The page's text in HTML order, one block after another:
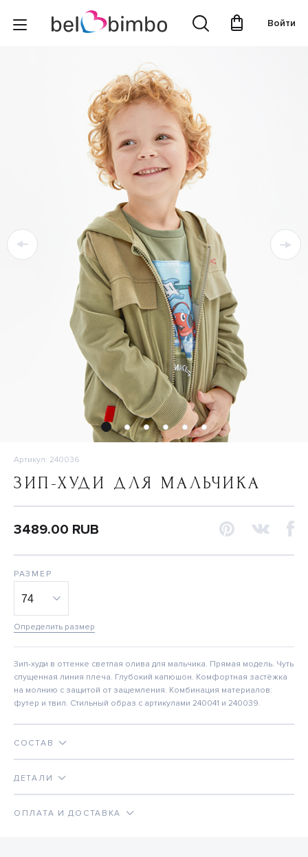
Войти
Артикул: 240036
ЗИП-ХУДИ ДЛЯ МАЛЬЧИКА
3489.00 RUB
РАЗМЕР
Определить размер
Зип-худи в оттенке светлая олива для мальчика. Прямая модель. Чуть
спущенная линия плеча. Глубокий капюшон. Комфортная застёжка
на молнию с защитой от защемления. Комбинация материалов:
футер и твил. Стильный образ с артикулами 240041 и 240039.
СОСТАВ
ДЕТАЛИ
ОПЛАТА И ДОСТАВКА